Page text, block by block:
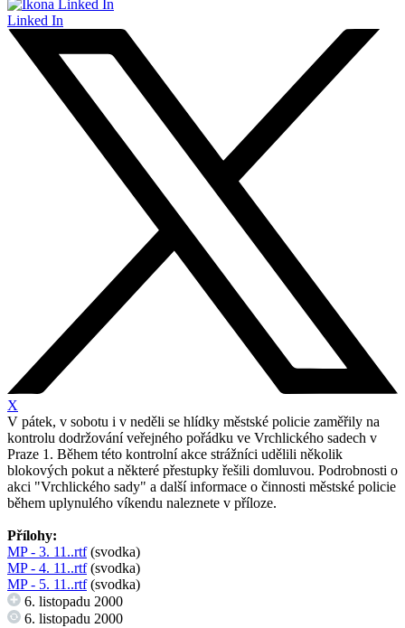
Linked In
X
V pátek, v sobotu i v neděli se hlídky městské policie zaměřily na
kontrolu dodržování veřejného pořádku ve Vrchlického sadech v
Praze 1. Během této kontrolní akce strážníci udělili několik
blokových pokut a některé přestupky řešili domluvou. Podrobnosti o
akci "Vrchlického sady" a další informace o činnosti městské policie
během uplynulého víkendu naleznete v příloze.
Přílohy:
MP - 3. 11..rtf(svodka)
MP - 4. 11..rtf(svodka)
MP - 5. 11..rtf(svodka)
6. listopadu 2000
6. listopadu 2000